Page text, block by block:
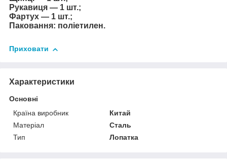
Рукавиця — 1 шт.;
Фартух — 1 шт.;
Паковання: поліетилен.
Приховати
Характеристики
Основні
Країна виробник
Китай
Матеріал
Сталь
Тип
Лопатка